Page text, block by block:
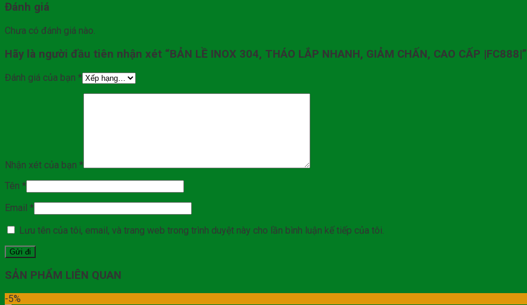
Đánh giá
Chưa có đánh giá nào.
Hãy là người đầu tiên nhận xét “BẢN LỀ INOX 304, THÁO LẮP NHANH, GIẢM CHẤN, CAO CẤP |FC888|”
Đánh giá của bạn *
Nhận xét của bạn *
Tên *
Email *
Lưu tên của tôi, email, và trang web trong trình duyệt này cho lần bình luận kế tiếp của tôi.
SẢN PHẨM LIÊN QUAN
-5%